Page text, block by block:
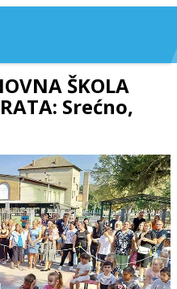
ŠKOLA
Srećno,